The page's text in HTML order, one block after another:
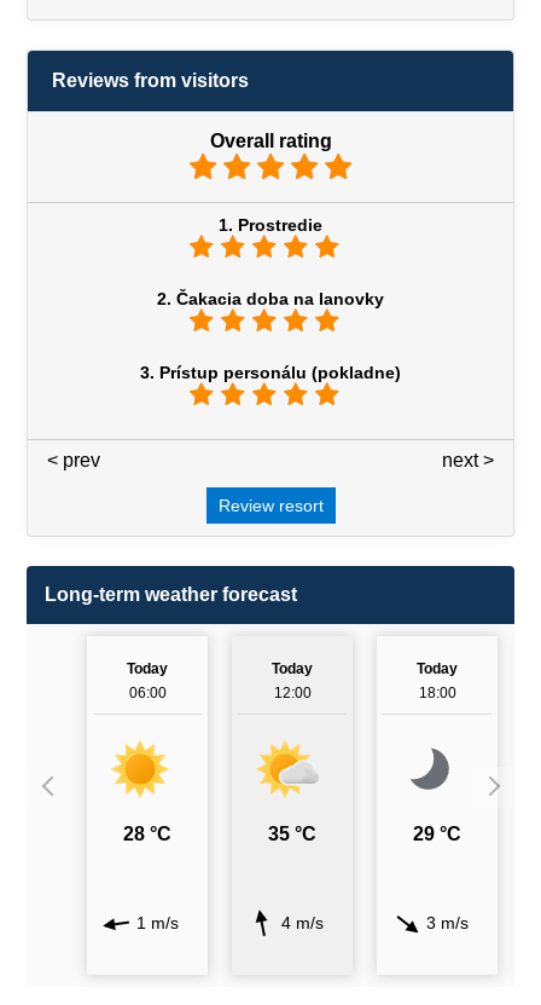
Reviews from visitors
Overall rating
1. Prostredie
2. Čakacia doba na lanovky
3. Prístup personálu (pokladne)
next >
< prev
Review resort
Long-term weather forecast
Today
06:00
28 °C
1 m/s
Today
12:00
35 °C
4 m/s
Today
18:00
29 °C
3 m/s